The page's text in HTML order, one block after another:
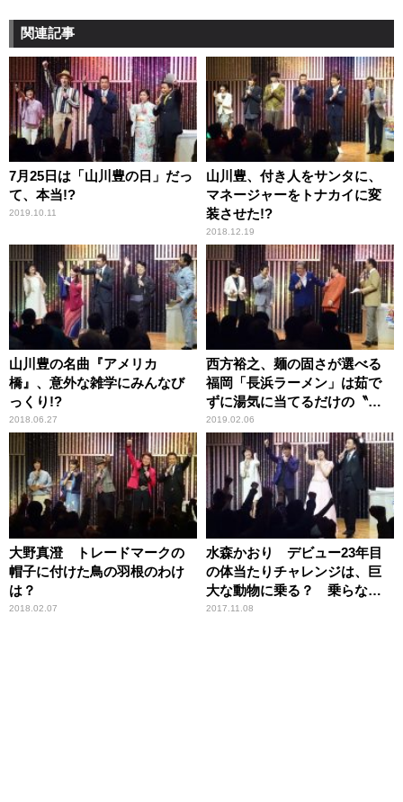
関連記事
7月25日は「山川豊の日」だっ
て、本当!?
2019.10.11
山川豊、付き人をサンタに、
マネージャーをトナカイに変
装させた!?
2018.12.19
山川豊の名曲『アメリカ
橋』、意外な雑学にみんなび
っくり!?
2018.06.27
西方裕之、麺の固さが選べる
福岡「長浜ラーメン」は茹で
ずに湯気に当てるだけの〝湯
気通し〟が大好き!?
2019.02.06
大野真澄 トレードマークの
帽子に付けた鳥の羽根のわけ
は？
2018.02.07
水森かおり デビュー23年目
の体当たりチャレンジは、巨
大な動物に乗る？ 乗らな
い？ どっち？
2017.11.08